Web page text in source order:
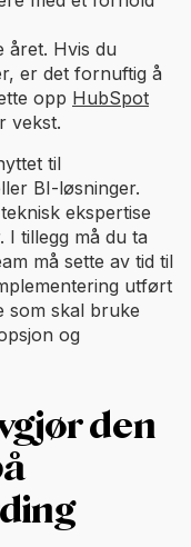
året. Hvis du
er det fornuftig å
opp HubSpot
vekst.
til
BI-løsninger.
ekspertise
tillegg må du ta
må sette av tid til
utført
som skal bruke
og
den